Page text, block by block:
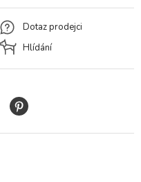
Dotaz prodejci
Hlídání